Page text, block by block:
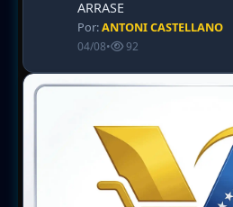
ARRASE
Por:ANTONI CASTELLANO
04/08• 92